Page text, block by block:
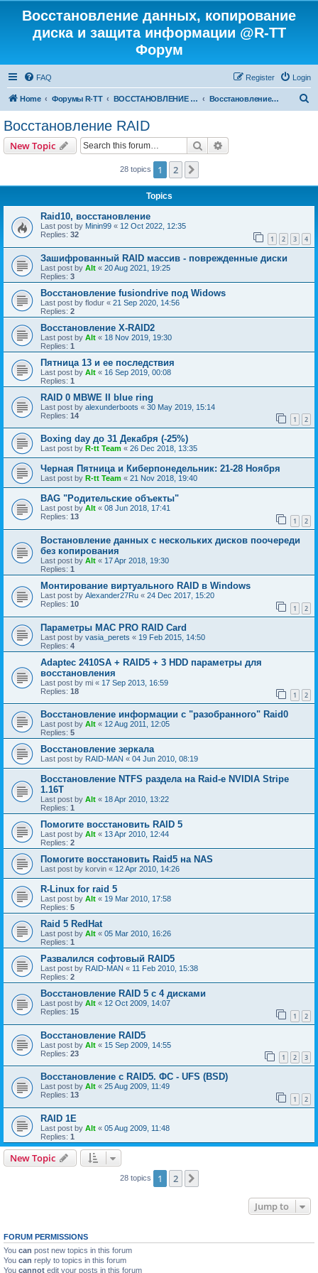
Восстановление данных, копирование
диска и защита информации @R-TT
Форум
FAQ Login
Register
Home Форумы R-TT ВОССТАНОВЛЕНИЕ ДАННЫХ И УДАЛЕННЫХ ФАЙЛОВ Восстановление RAID
Восстановление RAID
New Topic Search
28 topics 1 2
Topics
Raid10, восстановление
Last post by Minin99 « 12 Oct 2022, 12:35
Replies: 32 1 2 3 4
Зашифрованный RAID массив - поврежденные диски
Last post by Alt « 20 Aug 2021, 19:25
Replies: 3
Восстановление fusiondrive под Widows
Last post by flodur « 21 Sep 2020, 14:56
Replies: 2
Восстановление X-RAID2
Last post by Alt « 18 Nov 2019, 19:30
Replies: 1
Пятница 13 и ее последствия
Last post by Alt « 16 Sep 2019, 00:08
Replies: 1
RAID 0 MBWE II blue ring
Last post by alexunderboots « 30 May 2019, 15:14
Replies: 14 1 2
Boxing day до 31 Декабря (-25%)
Last post by R-tt Team « 26 Dec 2018, 13:35
Черная Пятница и Киберпонедельник: 21-28 Ноября
Last post by R-tt Team « 21 Nov 2018, 19:40
BAG "Родительские объекты"
Last post by Alt « 08 Jun 2018, 17:41
Replies: 13 1 2
Востановление данных с нескольких дисков поочереди
без копирования
Last post by Alt « 17 Apr 2018, 19:30
Replies: 1
Монтирование виртуального RAID в Windows
Last post by Alexander27Ru « 24 Dec 2017, 15:20
Replies: 10 1 2
Параметры МАС PRO RAID Card
Last post by vasia_perets « 19 Feb 2015, 14:50
Replies: 4
Adaptec 2410SA + RAID5 + 3 HDD параметры для
восстановления
Last post by mi « 17 Sep 2013, 16:59
Replies: 18 1 2
Восстановление информации с "разобранного" Raid0
Last post by Alt « 12 Aug 2011, 12:05
Replies: 5
Восстановление зеркала
Last post by RAID-MAN « 04 Jun 2010, 08:19
Восстановление NTFS раздела на Raid-е NVIDIA Stripe
1.16Т
Last post by Alt « 18 Apr 2010, 13:22
Replies: 1
Помогите восстановить RAID 5
Last post by Alt « 13 Apr 2010, 12:44
Replies: 2
Помогите восстановить Raid5 на NAS
Last post by korvin « 12 Apr 2010, 14:26
R-Linux for raid 5
Last post by Alt « 19 Mar 2010, 17:58
Replies: 5
Raid 5 RedHat
Last post by Alt « 05 Mar 2010, 16:26
Replies: 1
Развалился софтовый RAID5
Last post by RAID-MAN « 11 Feb 2010, 15:38
Replies: 2
Восстановление RAID 5 с 4 дисками
Last post by Alt « 12 Oct 2009, 14:07
Replies: 15 1 2
Восстановление RAID5
Last post by Alt « 15 Sep 2009, 14:55
Replies: 23 1 2 3
Восстановление с RAID5. ФС - UFS (BSD)
Last post by Alt « 25 Aug 2009, 11:49
Replies: 13 1 2
RAID 1E
Last post by Alt « 05 Aug 2009, 11:48
Replies: 1
New Topic
28 topics 1 2
Jump to
FORUM PERMISSIONS
You can post new topics in this forum
You can reply to topics in this forum
You cannot edit your posts in this forum